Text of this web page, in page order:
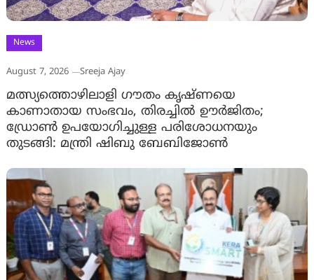
News
August 7, 2026 Sreeja Ajay
മത്സ്യത്തൊഴിലാളി ഗൗതം കൃഷ്ണയെ
കാണാതായ സംഭവം, തിരച്ചിൽ ഊർജിതം;
ഡ്രോണ്‍ ഉപയോഗിച്ചുള്ള പരിശോധനയും
തുടങ്ങി: മന്ത്രി ഷിബു ബേബിജോണ്‍